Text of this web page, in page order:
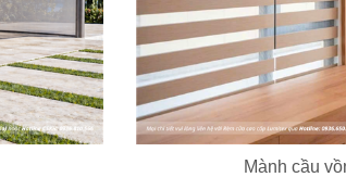
Mành cầu